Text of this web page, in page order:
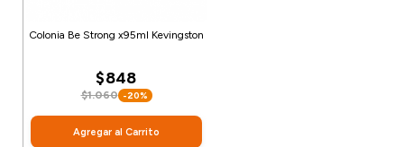
Colonia Be Strong x95ml Kevingston
$848
$1.060 -20%
Agregar al Carrito